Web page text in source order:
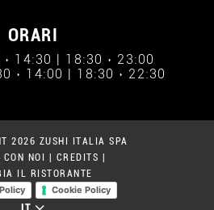
ORARI
14:30 | 18:30 › 23:00
› 14:00 | 18:30 › 22:30
2026 ZUSHI ITALIA SPA
NOI
CREDITS
IL RISTORANTE
Cookie Policy